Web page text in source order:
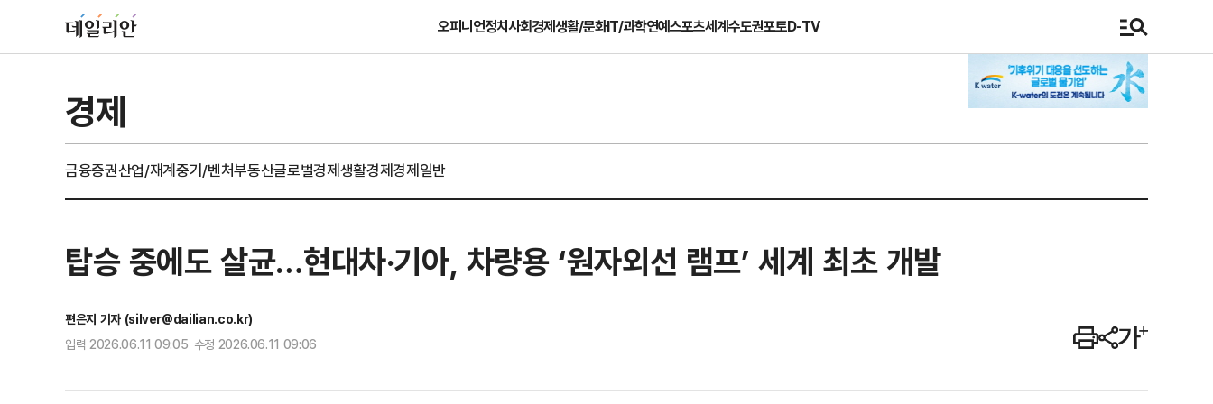
오피니언정치사회경제생활/문화IT/과학연예스포츠세계수도권포토D-TV
경제
금융증권산업/재계중기/벤처부동산글로벌경제생활경제경제일반
탑승 중에도 살균…현대차·기아, 차량용 ‘원자외선 램프’ 세계 최초 개발
편은지 기자 (silver@dailian.co.kr)
입력 2026.06.11 09:05 수정 2026.06.11 09:06